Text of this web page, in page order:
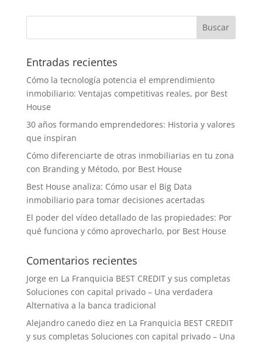
Entradas recientes
Cómo la tecnología potencia el emprendimiento
inmobiliario: Ventajas competitivas reales, por Best
House
30 años formando emprendedores: Historia y valores
que inspiran
Cómo diferenciarte de otras inmobiliarias en tu zona
con Branding y Método, por Best House
Best House analiza: Cómo usar el Big Data
inmobiliario para tomar decisiones acertadas
El poder del vídeo detallado de las propiedades: Por
qué funciona y cómo aprovecharlo, por Best House
Comentarios recientes
Jorge en La Franquicia BEST CREDIT y sus completas
Soluciones con capital privado – Una verdadera
Alternativa a la banca tradicional
Alejandro canedo diez en La Franquicia BEST CREDIT
y sus completas Soluciones con capital privado – Una